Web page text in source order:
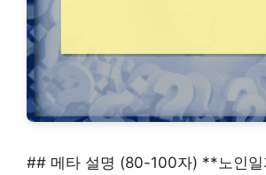
## 메타 설명 (80-100자) **노인일